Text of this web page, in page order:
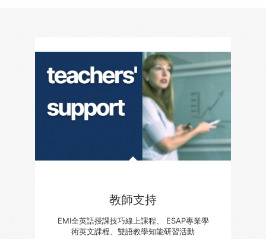
教師支持
EMI全英語授課技巧線上課程、 ESAP專業學
術英文課程、雙語教學知能研習活動